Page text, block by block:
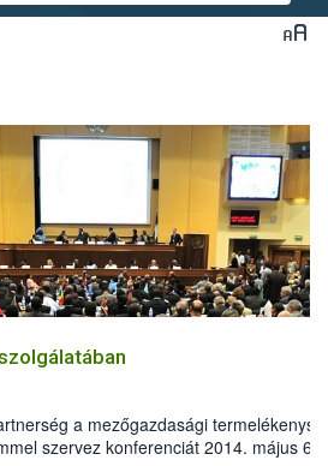
a mezőgazdasági
szervez konferenciát 2014. május 6-